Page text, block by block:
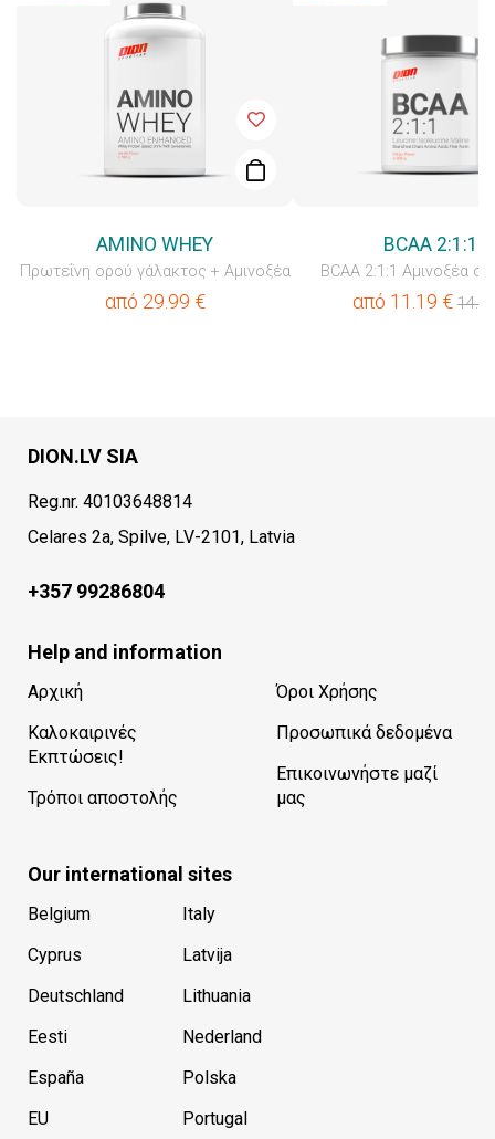
AMINO WHEY
Πρωτεΐνη ορού γάλακτος + Αμινοξέα
από 29.99 €
BCAA 2:1:1
BCAA 2:1:1 Αμινοξέα
από 11.19 € 14.99
DION.LV SIA
Reg.nr. 40103648814
Celares 2a, Spilve, LV-2101, Latvia
+357 99286804
Help and information
Αρχική
Καλοκαιρινές
Εκπτώσεις!
Τρόποι αποστολής
Όροι Χρήσης
Προσωπικά δεδομένα
Επικοινωνήστε μαζί
μας
Our international sites
Belgium
Cyprus
Deutschland
Eesti
España
EU
Italy
Latvija
Lithuania
Nederland
Polska
Portugal